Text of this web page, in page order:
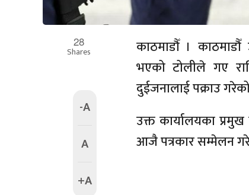
28
Shares
-A
A
+A
काठमाडौँ ।
भएको टोलीले गए
दुईजनालाई पक्राउ
उक्त कार्यालयका प्रमुख
आजै पत्रकार सम्मेलन